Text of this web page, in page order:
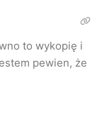
to wykopię i
pewien, że